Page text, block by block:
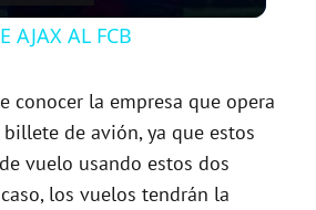
i
d
e
AJAX AL FCB
conocer la empresa que opera
de avión, ya que estos
vuelo usando estos dos
los vuelos tendrán la